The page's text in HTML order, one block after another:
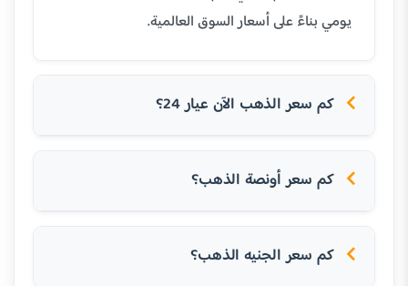
يومي بناءً على أسعار السوق العالمية.
كم سعر الذهب الآن عيار 24؟
كم سعر أونصة الذهب؟
كم سعر الجنيه الذهب؟